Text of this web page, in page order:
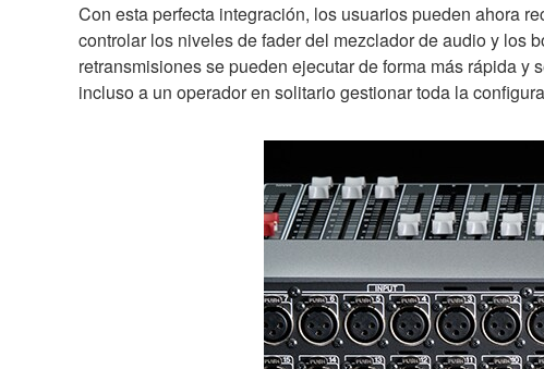
Con esta perfecta integración, los usuarios pueden ahora
controlar los niveles de fader del mezclador de audio y los
retransmisiones se pueden ejecutar de forma más rápida
incluso a un operador en solitario gestionar toda la